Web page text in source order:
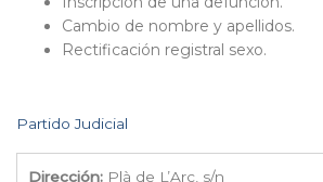
Cambio de nombre y apellidos.
Rectificación registral sexo.
Partido Judicial
Dirección: Plà de L’Arc, s/n